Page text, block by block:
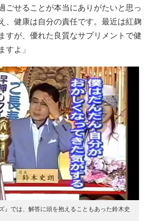
ごせることが本当にありがたいと思っ
、健康は自分の責任です。最近は紅麹
すが、優れた良質なサプリメントで健
すよ」
』では、解答に頭を抱えることもあった鈴木史